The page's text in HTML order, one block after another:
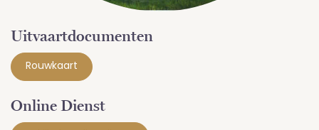
Uitvaartdocumenten
Rouwkaart
Online Dienst